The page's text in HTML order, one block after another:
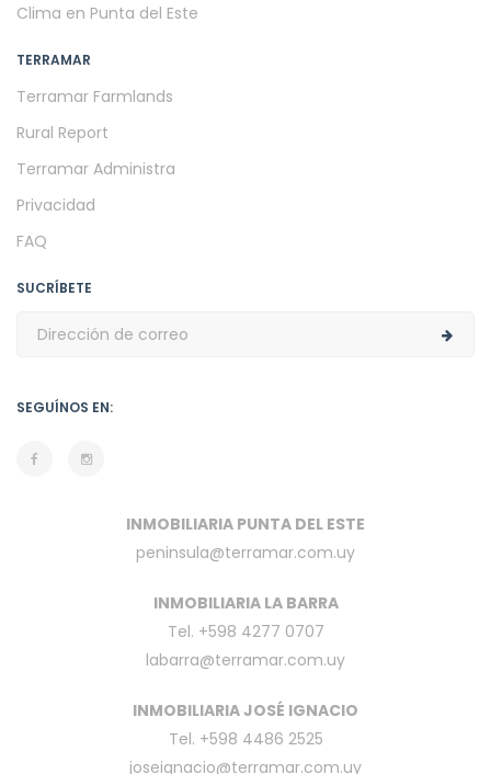
Clima en Punta del Este
TERRAMAR
Terramar Farmlands
Rural Report
Terramar Administra
Privacidad
FAQ
SUCRÍBETE
SEGUÍNOS EN:
INMOBILIARIA PUNTA DEL ESTE
peninsula@terramar.com.uy
INMOBILIARIA LA BARRA
Tel. +598 4277 0707
labarra@terramar.com.uy
INMOBILIARIA JOSÉ IGNACIO
Tel. +598 4486 2525
joseignacio@terramar.com.uy